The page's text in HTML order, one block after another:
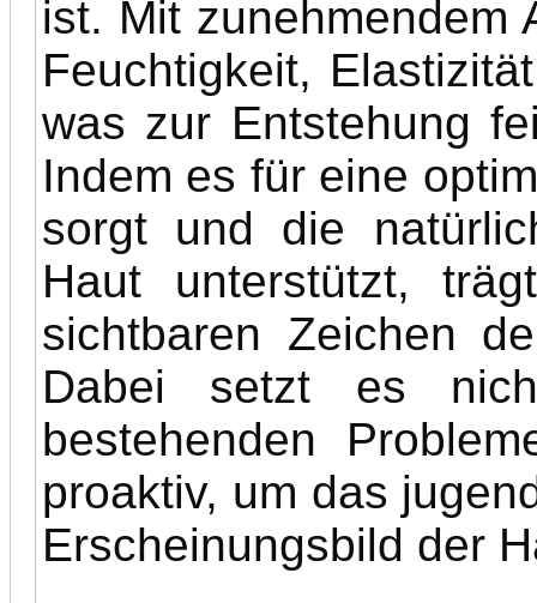
ist. Mit zunehmendem
Feuchtigkeit,
was zur Entstehung
Indem es für eine
sorgt und die
Haut unterstützt,
sichtbaren Zeichen
Dabei setzt es
bestehenden
proaktiv, um das
Erscheinungsbild der